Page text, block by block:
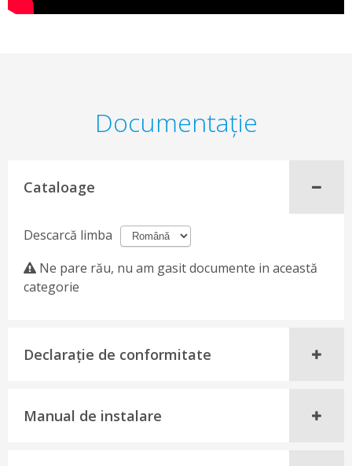
Documentaţie
Cataloage
Descarcă limba
Ne pare rău, nu am gasit documente in această
categorie
Declaraţie de conformitate
Manual de instalare